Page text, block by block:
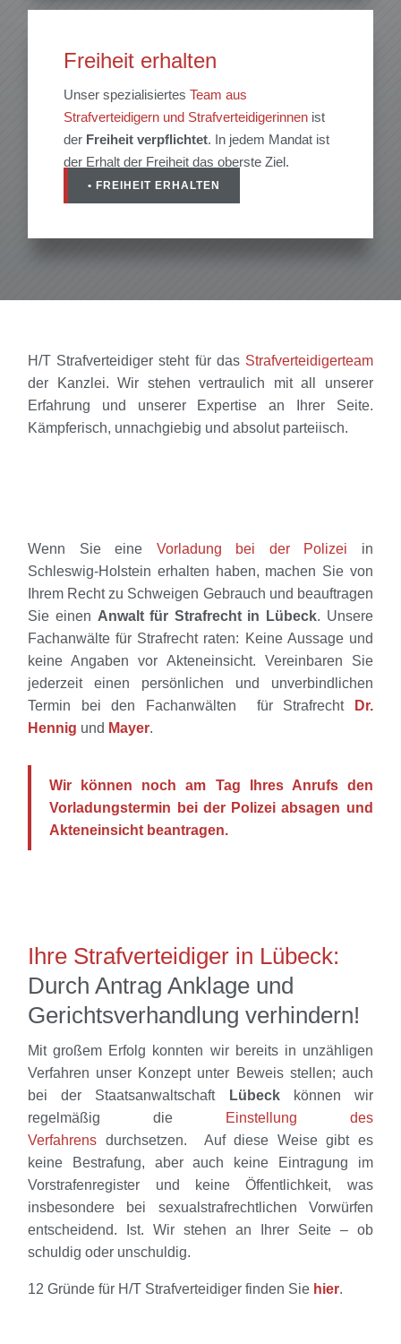
Freiheit erhalten
Unser spezialisiertesTeam aus
Strafverteidigern und Strafverteidigerinnen ist
der Freiheit verpflichtet. In jedem Mandat ist
der Erhalt der Freiheit das oberste Ziel.
• FREIHEIT ERHALTEN
H/T Strafverteidiger steht für das Strafverteidigerteam
der Kanzlei. Wir stehen vertraulich mit all unserer
Erfahrung und unserer Expertise an Ihrer Seite.
Kämpferisch, unnachgiebig und absolut parteiisch.
Wenn Sie eine Vorladung bei der Polizei in
Schleswig-Holstein erhalten haben, machen Sie von
Ihrem Recht zu Schweigen Gebrauch und beauftragen
Sie einen Anwalt für Strafrecht in Lübeck. Unsere
Fachanwälte für Strafrecht raten: Keine Aussage und
keine Angaben vor Akteneinsicht. Vereinbaren Sie
jederzeit einen persönlichen und unverbindlichen
Termin bei den Fachanwälten für Strafrecht
Dr.
Hennig und Mayer.
Wir können noch am Tag Ihres Anrufs den
Vorladungstermin bei der Polizei absagen und
Akteneinsicht beantragen.
Ihre Strafverteidiger in Lübeck:
Durch Antrag Anklage und
Gerichtsverhandlung verhindern!
Mit großem Erfolg konnten wir bereits in unzähligen
Verfahren unser Konzept unter Beweis stellen; auch
bei der Staatsanwaltschaft
Lübeckkönnen wir
regelmäßig die
Einstellung des
Verfahrens durchsetzen. Auf diese Weise gibt es
keine Bestrafung, aber auch keine Eintragung im
Vorstrafenregister und keine Öffentlichkeit, was
insbesondere bei sexualstrafrechtlichen Vorwürfen
entscheidend. Ist. Wir stehen an Ihrer Seite – ob
schuldig oder unschuldig.
12 Gründe für H/T Strafverteidiger finden Sie hier.